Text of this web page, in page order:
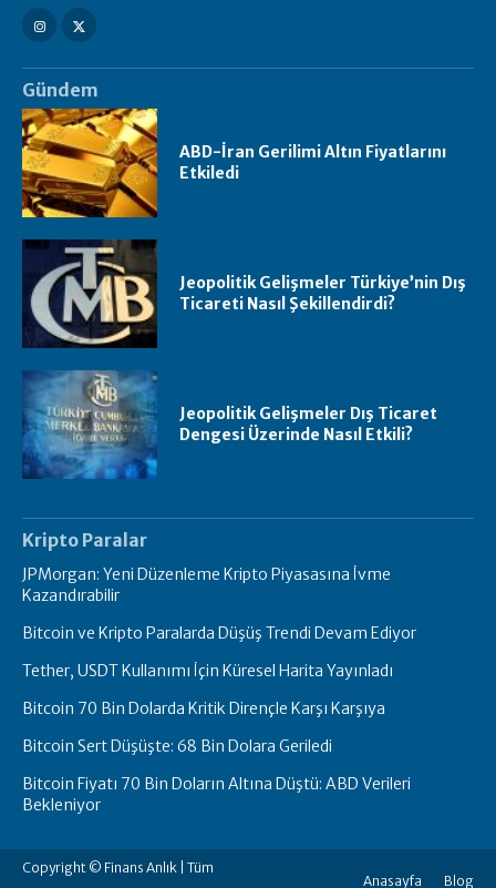
Gündem
ABD-İran Gerilimi Altın Fiyatlarını
Etkiledi
Jeopolitik Gelişmeler Türkiye’nin Dış
Ticareti Nasıl Şekillendirdi?
Jeopolitik Gelişmeler Dış Ticaret
Dengesi Üzerinde Nasıl Etkili?
Kripto Paralar
JPMorgan: Yeni Düzenleme Kripto Piyasasına İvme
Kazandırabilir
Bitcoin ve Kripto Paralarda Düşüş Trendi Devam Ediyor
Tether, USDT Kullanımı İçin Küresel Harita Yayınladı
Bitcoin 70 Bin Dolarda Kritik Dirençle Karşı Karşıya
Bitcoin Sert Düşüşte: 68 Bin Dolara Geriledi
Bitcoin Fiyatı 70 Bin Doların Altına Düştü: ABD Verileri
Bekleniyor
Copyright © Finans Anlık | Tüm
Anasayfa Blog